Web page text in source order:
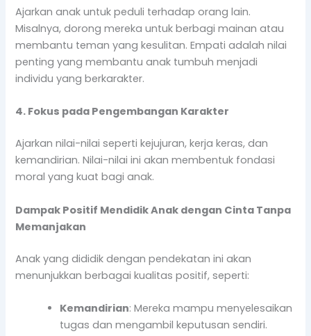
Ajarkan anak untuk peduli terhadap orang lain.
Misalnya, dorong mereka untuk berbagi mainan atau
membantu teman yang kesulitan. Empati adalah nilai
penting yang membantu anak tumbuh menjadi
individu yang berkarakter.
4. Fokus pada Pengembangan Karakter
Ajarkan nilai-nilai seperti kejujuran, kerja keras, dan
kemandirian. Nilai-nilai ini akan membentuk fondasi
moral yang kuat bagi anak.
Dampak Positif Mendidik Anak dengan Cinta Tanpa
Memanjakan
Anak yang dididik dengan pendekatan ini akan
menunjukkan berbagai kualitas positif, seperti:
Kemandirian: Mereka mampu menyelesaikan
tugas dan mengambil keputusan sendiri.